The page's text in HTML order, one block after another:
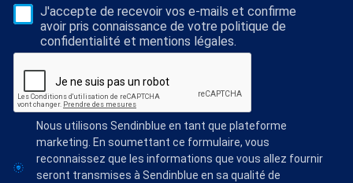
J'accepte de recevoir vos e-mails et confirme
avoir pris connaissance de votre politique de
confidentialité et mentions légales.
Nous utilisons Sendinblue en tant que plateforme
marketing. En soumettant ce formulaire, vous
reconnaissez que les informations que vous allez fournir
seront transmises à Sendinblue en sa qualité de